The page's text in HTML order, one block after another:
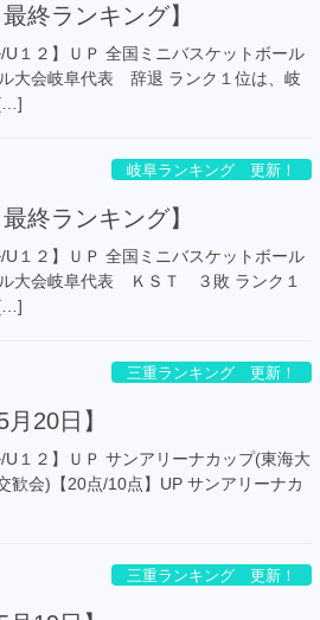
終ランキング】
１２】ＵＰ 全国ミニバスケットボール
大会岐阜代表 辞退 ランク１位は、岐
岐阜ランキング 更新！
終ランキング】
１２】ＵＰ 全国ミニバスケットボール
大会岐阜代表 ＫＳＴ ３敗 ランク１
三重ランキング 更新！
20日】
１２】ＵＰ サンアリーナカップ(東海大
歓会)【20点/10点】UP サンアリーナカ
三重ランキング 更新！